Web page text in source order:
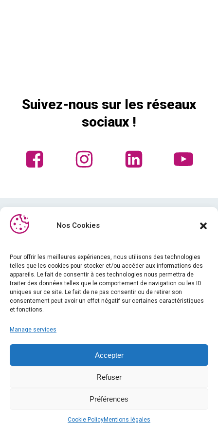
Nos Cookies
Pour offrir les meilleures expériences, nous utilisons des technologies
telles que les cookies pour stocker et/ou accéder aux informations des
appareils. Le fait de consentir à ces technologies nous permettra de
traiter des données telles que le comportement de navigation ou les ID
uniques sur ce site. Le fait de ne pas consentir ou de retirer son
consentement peut avoir un effet négatif sur certaines caractéristiques
et fonctions.
Manage services
Accepter
Refuser
Préférences
Cookie PolicyMentions légales
Suivez-nous sur les réseaux
sociaux !
Médiathèque
Formation
Actualités
Mentions légales
Contact